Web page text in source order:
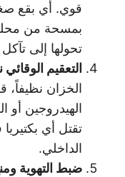
قوي. أي بقع
بمسحة من
تحولها إلى
التعقيم
الخزان نظيفاً،
الهيدروجين أو
تقتل أي
الداخلي.
ضبط التهوية